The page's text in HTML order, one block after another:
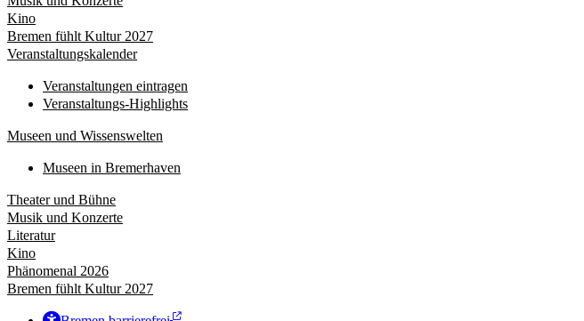
Kino
Bremen fühlt Kultur 2027
Veranstaltungskalender
Veranstaltungen eintragen
Veranstaltungs-Highlights
Museen und Wissenswelten
Museen in Bremerhaven
Theater und Bühne
Musik und Konzerte
Literatur
Kino
Phänomenal 2026
Bremen fühlt Kultur 2027